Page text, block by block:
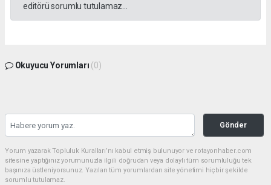
editörü sorumlu tutulamaz...
Okuyucu Yorumları (0)
Gönder
Yorum yazarak Topluluk Kuralları’nı kabul etmiş bulunuyor ve rotayonhaber.com
sitesine yaptığınız yorumunuzla ilgili doğrudan veya dolaylı tüm sorumluluğu tek
başınıza üstleniyorsunuz. Yazılan tüm yorumlardan site yönetimi hiçbir şekilde
sorumlu tutulamaz.